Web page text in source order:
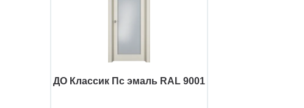
ДО Классик Пс эмаль RAL 9001